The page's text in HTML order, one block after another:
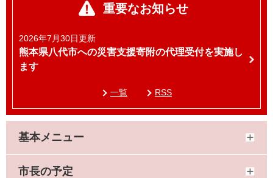
重要なお知らせ
2026年7月30日更新
熊本県八代市への災害支援寄附の代理受付を実施し
ます
一覧 RSS
基本メニュー
市長の予定